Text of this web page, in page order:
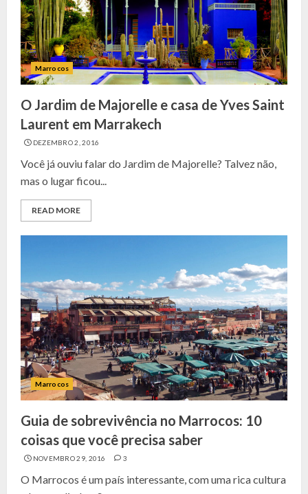
Marrocos
O Jardim de Majorelle e casa de Yves Saint
Laurent em Marrakech
DEZEMBRO 2, 2016
Você já ouviu falar do Jardim de Majorelle? Talvez não,
mas o lugar ficou...
READ MORE
Marrocos
Guia de sobrevivência no Marrocos: 10
coisas que você precisa saber
NOVEMBRO 29, 2016 3
O Marrocos é um país interessante, com uma rica cultura